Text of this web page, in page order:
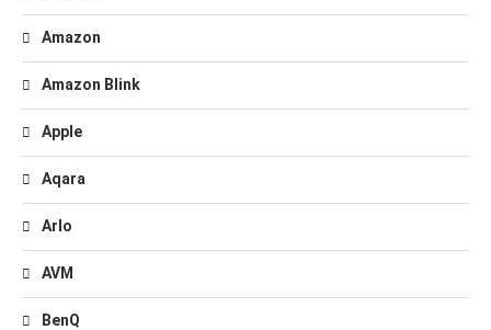
Amazon
Amazon Blink
Apple
Aqara
Arlo
AVM
BenQ